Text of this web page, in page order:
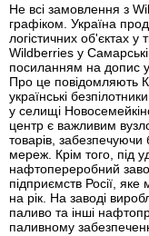
Не всі замовлення з
графіком. Україна
логістичних об'єктах у
Wildberries у
посиланням на допис
Про це повідомляють
українські
у селищі
центр є важливим
товарів, забезпечуючи
мереж. Крім того, під
нафтопереробний
підприємств Росії,
на рік. На заводі
паливо та інші
паливному